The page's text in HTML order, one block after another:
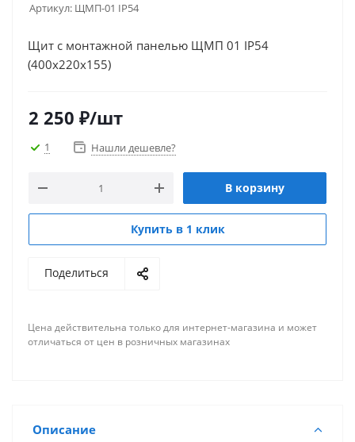
Артикул: ЩМП-01 IP54
Щит с монтажной панелью ЩМП 01 IP54
(400х220х155)
2 250 ₽/шт
1 Нашли дешевле?
В корзину
Купить в 1 клик
Поделиться
Цена действительна только для интернет-магазина и может
отличаться от цен в розничных магазинах
Описание